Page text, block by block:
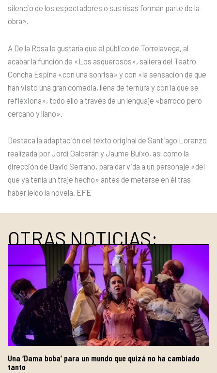
silencio de los espectadores o sus risas forman parte de la
obra».
A De la Rosa le gustaría que el público de Torrelavega, al
acabar la función de «Los asquerosos», saliera del Teatro
Concha Espina «con una sonrisa» y con «la sensación de que
han visto una gran comedia, llena de ternura y con la que se
reflexiona», todo ello a través de un lenguaje «barroco pero
cercano y llano».
Destaca la adaptación del texto original de Santiago Lorenzo
realizada por Jordi Galcerán y Jaume Buixó, así como la
dirección de David Serrano, para dar vida a un personaje «del
que ya tenía un traje hecho» antes de meterse en él tras
haber leído la novela. EFE
OTRAS NOTICIAS:
Una ‘Dama boba’ para un mundo que quizá no ha cambiado
tanto